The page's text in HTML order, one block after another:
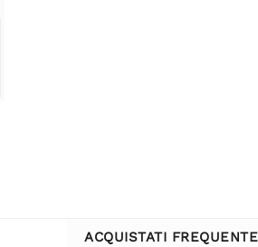
ACQUISTATI